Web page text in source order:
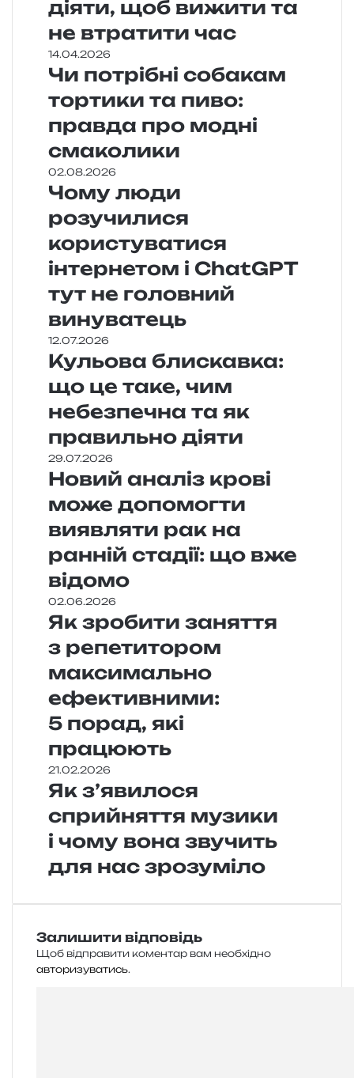
діяти, щоб вижити та
не втратити час
14.04.2026
Чи потрібні собакам
тортики та пиво:
правда про модні
смаколики
02.08.2026
Чому люди
розучилися
користуватися
інтернетом і ChatGPT
тут не головний
винуватець
12.07.2026
Кульова блискавка:
що це таке, чим
небезпечна та як
правильно діяти
29.07.2026
Новий аналіз крові
може допомогти
виявляти рак на
ранній стадії: що вже
відомо
02.06.2026
Як зробити заняття
з репетитором
максимально
ефективними:
5 порад, які
працюють
21.02.2026
Як з’явилося
сприйняття музики
і чому вона звучить
для нас зрозуміло
Залишити відповідь
Щоб відправити коментар вам необхідно
авторизуватись.